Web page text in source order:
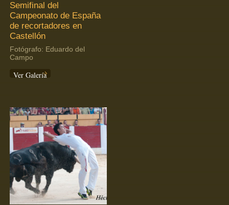
Semifinal del
Campeonato de España
de recortadores en
Castellón
Fotógrafo: Eduardo del
Campo
Ver Galería